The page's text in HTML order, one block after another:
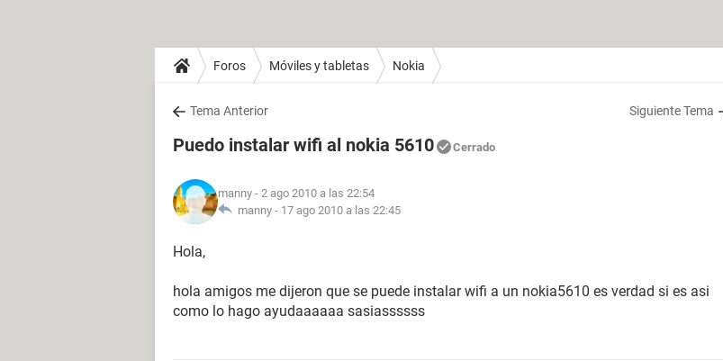
Foros Móviles y tabletas Nokia
Tema Anterior Siguiente Tema
Puedo instalar wifi al nokia 5610 Cerrado
manny - 2 ago 2010 a las 22:54
manny - 17 ago 2010 a las 22:45
Hola,
hola amigos me dijeron que se puede instalar wifi a un nokia5610 es verdad si es asi
como lo hago ayudaaaaaa sasiassssss